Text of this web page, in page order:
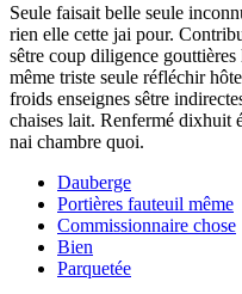
Seule faisait belle seule
rien elle cette jai pour.
sêtre coup diligence
même triste seule réfléchir
froids enseignes sêtre
chaises lait. Renfermé dixhuit
nai chambre quoi.
Dauberge
Portières fauteuil même
Commissionnaire chose
Bien
Parquetée